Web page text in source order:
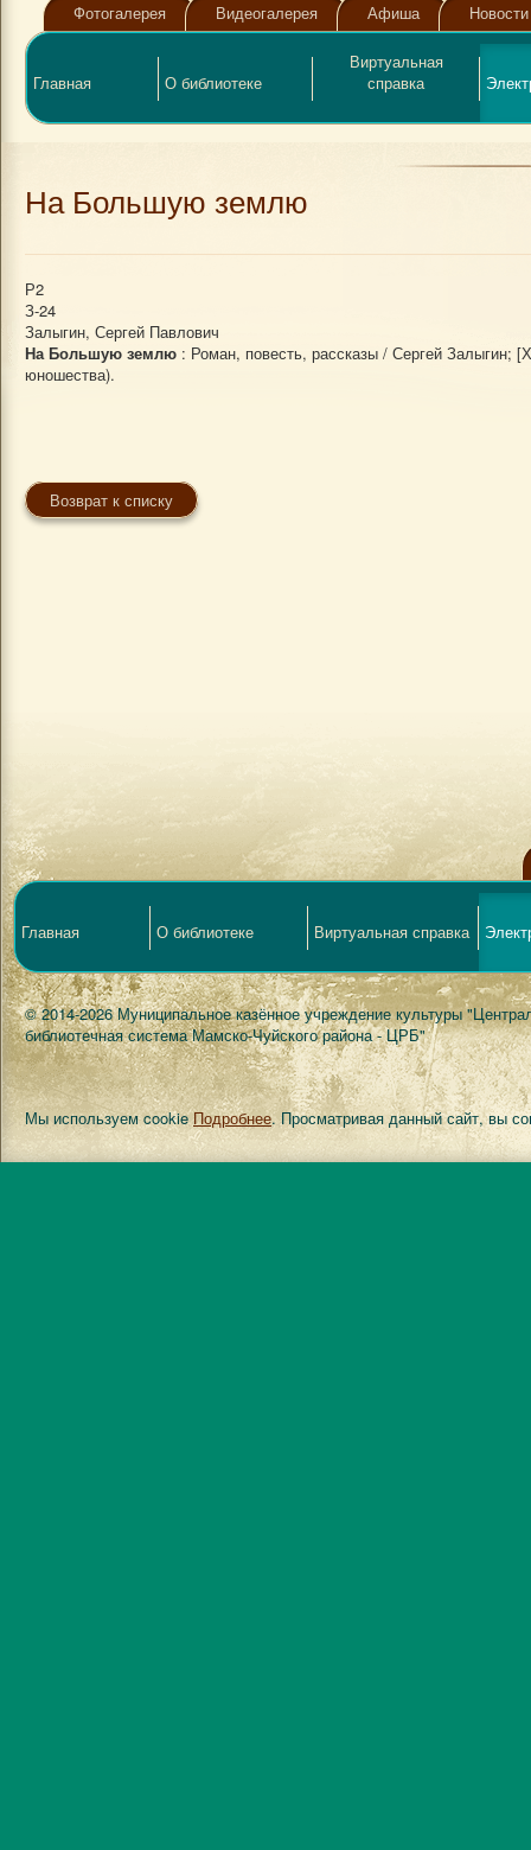
Фотогалерея Видеогалерея Афиша Новости
Главная О библиотеке
Виртуальная
справка
На Большую землю
Р2
З-24
Залыгин, Сергей Павлович
На Большую землю : Роман, повесть, рассказы / Сергей Залыгин;
юношества).
Возврат к списку
Главная О библиотеке Виртуальная справка
© 2014-2026 Муниципальное казённое учреждение культуры
библиотечная система Мамско-Чуйского района - ЦРБ"
Мы используем cookieПодробнее. Просматривая данный сайт, вы